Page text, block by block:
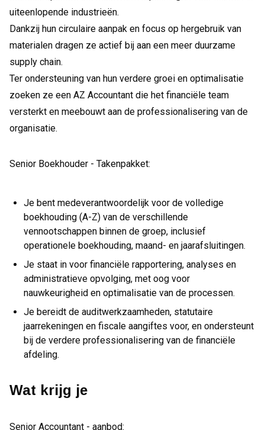
uiteenlopende industrieën.
Dankzij hun circulaire aanpak en focus op hergebruik van
materialen dragen ze actief bij aan een meer duurzame
supply chain.
Ter ondersteuning van hun verdere groei en optimalisatie
zoeken ze een AZ Accountant die het financiële team
versterkt en meebouwt aan de professionalisering van de
organisatie.
Senior Boekhouder - Takenpakket:
Je bent medeverantwoordelijk voor de volledige
boekhouding (A-Z) van de verschillende
vennootschappen binnen de groep, inclusief
operationele boekhouding, maand- en jaarafsluitingen.
Je staat in voor financiële rapportering, analyses en
administratieve opvolging, met oog voor
nauwkeurigheid en optimalisatie van de processen.
Je bereidt de auditwerkzaamheden, statutaire
jaarrekeningen en fiscale aangiftes voor, en ondersteunt
bij de verdere professionalisering van de financiële
afdeling.
Wat krijg je
Senior Accountant - aanbod: